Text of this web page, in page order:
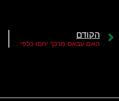
הקודם